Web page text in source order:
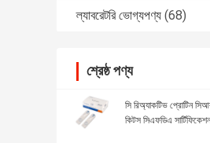
ল্যাবরেটরি ভোগ্যপণ্য (68)
শ্রেষ্ঠ পণ্য
সি রিঅ্যাকটিভ প্রোটিন
কিটস সিএফডিএ